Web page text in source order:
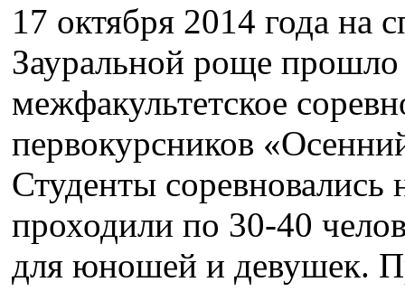
17 октября 2014 года на
Зауральной роще прошло
межфакультетское
первокурсников
Студенты
проходили по 30-40
для юношей и девушек.